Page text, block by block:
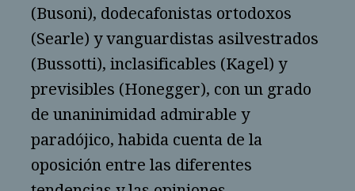
(Busoni), dodecafonistas ortodoxos
(Searle) y vanguardistas asilvestrados
(Bussotti), inclasificables (Kagel) y
previsibles (Honegger), con un grado
de unaninimidad admirable y
paradójico, habida cuenta de la
oposición entre las diferentes